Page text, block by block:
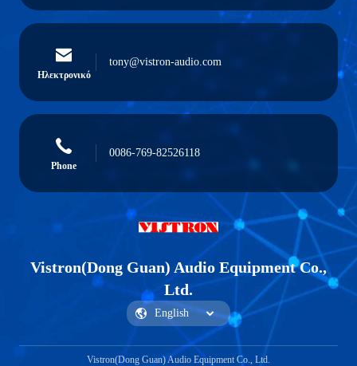
Ηλεκτρονικό
tony@vistron-audio.com
Phone
0086-769-82526118
Vistron(Dong Guan) Audio Equipment Co.,
Ltd.
Vistron(Dong Guan) Audio Equipment Co., Ltd.